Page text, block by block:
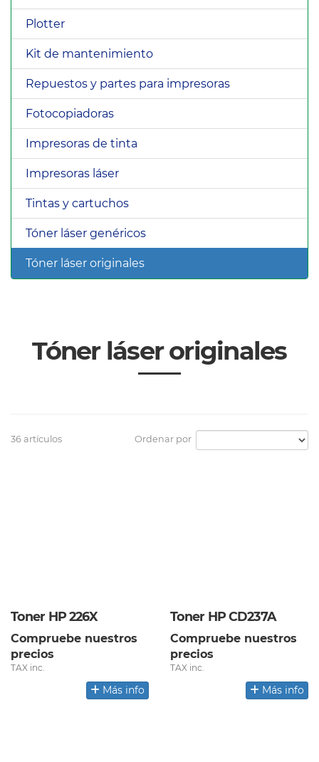
Plotter
Kit de mantenimiento
Repuestos y partes para impresoras
Fotocopiadoras
Impresoras de tinta
Impresoras láser
Tintas y cartuchos
Tóner láser genéricos
Tóner láser originales
Tóner láser originales
Ordenar por
36 artículos
Toner HP 226X
Compruebe nuestros
precios
TAX inc.
Más info
Toner HP CD237A
Compruebe nuestros
precios
TAX inc.
Más info